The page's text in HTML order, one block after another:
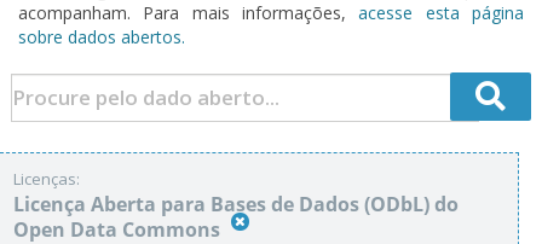
acompanham. Para mais informações,acesse esta página
sobre dados abertos.
Licenças:
Licença Aberta para Bases de Dados (ODbL) do
Open Data Commons